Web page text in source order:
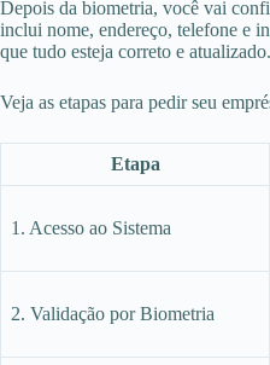
Depois da biometria, você vai
inclui nome, endereço, telefone e
que tudo esteja correto e atualizado.
Veja as etapas para pedir seu
Etapa
1. Acesso ao Sistema
2. Validação por Biometria